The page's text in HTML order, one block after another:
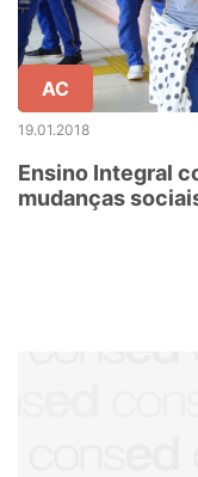
AC
19.01.2018
Ensino Integral
mudanças